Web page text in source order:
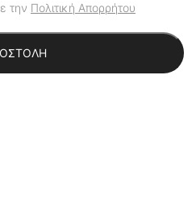
την Πολιτική Απορρήτου